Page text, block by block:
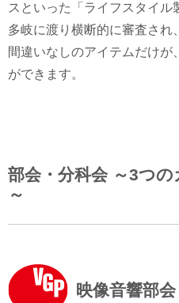
スといった「ライフスタイ
多岐に渡り横断的に審査され
間違いなしのアイテムだけが
ができます。
部会・分科会 ～3つの
～
映像音響部会